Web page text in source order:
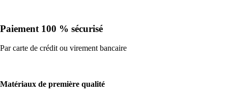
Paiement 100 % sécurisé
Par carte de crédit ou virement bancaire
Matériaux de première qualité